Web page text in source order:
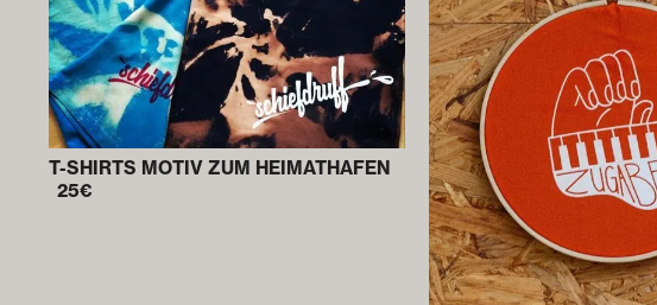
T-SHIRTS MOTIV ZUM HEIMATHAFEN
25€